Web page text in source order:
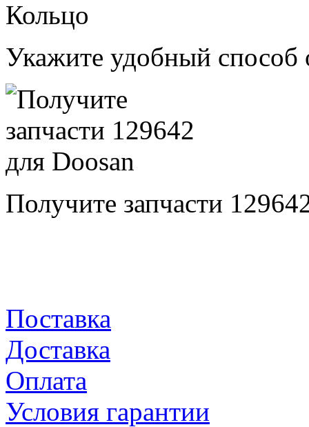
Укажите удобный способ
Получите запчасти
Поставка
Доставка
Оплата
Условия гарантии